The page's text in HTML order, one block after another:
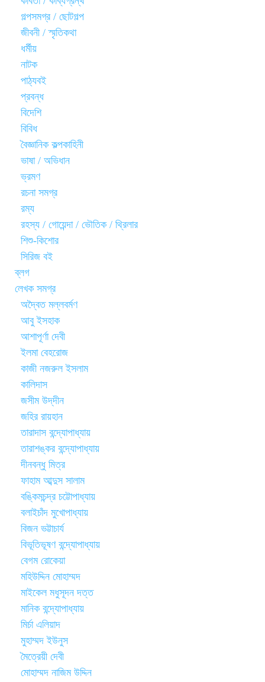
গল্পসমগ্র / ছোটগল্প
জীবনী / স্মৃতিকথা
ধর্মীয়
নাটক
পাঠ্যবই
প্রবন্ধ
বিদেশি
বিবিধ
বৈজ্ঞানিক কল্পকাহিনী
ভাষা / অভিধান
ভ্রমণ
রচনা সমগ্র
রম্য
রহস্য / গোয়েন্দা / ভৌতিক / থ্রিলার
শিশু-কিশোর
সিরিজ বই
ব্লগ
লেখক সমগ্র
অদ্বৈত মল্লবর্মণ
আবু ইসহাক
আশাপূর্ণা দেবী
ইলমা বেহরোজ
কাজী নজরুল ইসলাম
কালিদাস
জসীম উদ্‌দীন
জহির রায়হান
তারাদাস বন্দ্যোপাধ্যায়
তারাশঙ্কর বন্দ্যোপাধ্যায়
দীনবন্ধু মিত্র
ফাহাম আব্দুস সালাম
বঙ্কিমচন্দ্র চট্টোপাধ্যায়
বলাইচাঁদ মুখোপাধ্যায়
বিজন ভট্টাচার্য
বিভূতিভূষণ বন্দ্যোপাধ্যায়
বেগম রোকেয়া
মহিউদ্দিন মোহাম্মদ
মাইকেল মধুসূদন দত্ত
মানিক বন্দ্যোপাধ্যায়
মির্চা এলিয়াদ
মুহাম্মদ ইউনুস
মৈত্রেয়ী দেবী
মোহাম্মদ নাজিম উদ্দিন